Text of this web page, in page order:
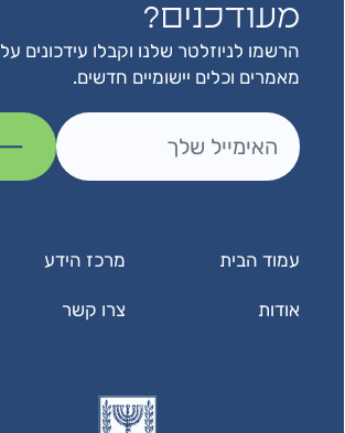
מעודכנים?
הרשמו לניוזלטר שלנו וקבלו עידכונים על
מאמרים וכלים יישומיים חדשים.
עמוד הבית מרכז הידע
אודות צרו קשר